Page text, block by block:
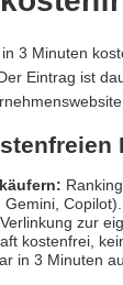
3 Minuten
Eintrag ist
Copilot).
Verlinkung zur
kostenfrei,
in 3 Minuten